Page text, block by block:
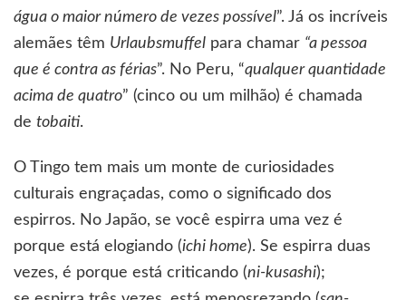
água o maior número de vezes possível”. Já os incríveis
alemães têm Urlaubsmuffel para chamar “a pessoa
que é contra as férias”. No Peru, “qualquer quantidade
acima de quatro” (cinco ou um milhão) é chamada
de tobaiti.
O Tingo tem mais um monte de curiosidades
culturais engraçadas, como o significado dos
espirros. No Japão, se você espirra uma vez é
porque está elogiando (ichi home). Se espirra duas
vezes, é porque está criticando (ni-kusashi);